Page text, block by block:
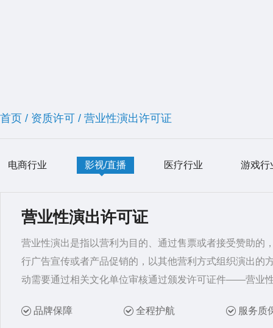
首页 / 资质许可 / 营业性演出许可证
电商行业 影视/直播 医疗行业 游戏行
营业性演出许可证
营业性演出是指以营利为目的、通过售票或者接受赞助的
行广告宣传或者产品促销的，以其他营利方式组织演出的
动需要通过相关文化单位审核通过颁发许可证件——营业
品牌保障 全程护航 服务质